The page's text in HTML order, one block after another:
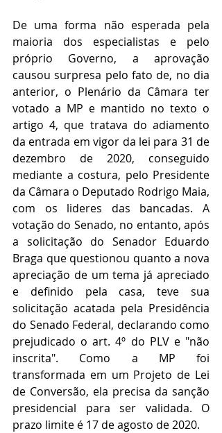
De uma forma não esperada pela
maioria dos especialistas e pelo
próprio Governo, a aprovação
causou surpresa pelo fato de, no dia
anterior, o Plenário da Câmara ter
votado a MP e mantido no texto o
artigo 4, que tratava do adiamento
da entrada em vigor da lei para 31 de
dezembro de 2020, conseguido
mediante a costura, pelo Presidente
da Câmara o Deputado Rodrigo Maia,
com os lideres das bancadas. A
votação do Senado, no entanto, após
a solicitação do Senador Eduardo
Braga que questionou quanto a nova
apreciação de um tema já apreciado
e definido pela casa, teve
sua
solicitação acatada pela Presidência
do Senado Federal, declarando como
prejudicado o art. 4º do PLV e "não
inscrita". Como a MP foi
transformada em um Projeto de Lei
de Conversão, ela precisa da sanção
presidencial para ser validada. O
prazo limite é 17 de agosto de 2020.